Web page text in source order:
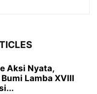
Aksi Nyata,
Lamba XVIII